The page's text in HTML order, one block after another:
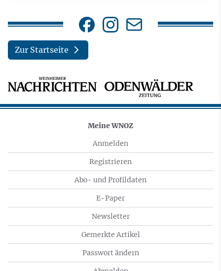
Zur Startseite
Meine WNOZ
Anmelden
Registrieren
Abo- und Profildaten
E-Paper
Newsletter
Gemerkte Artikel
Passwort ändern